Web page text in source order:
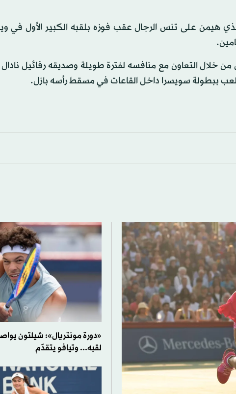
هيمن على تنس الرجال عقب فوزه بلقبه الكبير الأول في
خلال التعاون مع منافسه لفترة طويلة وصديقه رفائيل
ببطولة سويسرا داخل القاعات في مسقط رأسه بازل.
«دورة مونتريال»: شيلتون
لقبه... وتيافو يتقدّم